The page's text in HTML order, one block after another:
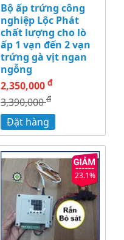
Bộ ấp trứng công
nghiệp Lộc Phát
chất lượng cho lò
ấp 1 vạn đến 2 vạn
trứng gà vịt ngan
ngỗng
2,350,000 đ
3,390,000đ
Đặt hàng
23.1%